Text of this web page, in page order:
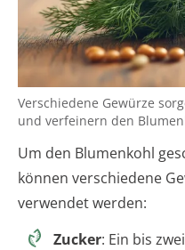
Verschiedene Gewürze
und verfeinern den
Um den Blumenkohl
können verschiedene
verwendet werden:
Zucker: Ein bis